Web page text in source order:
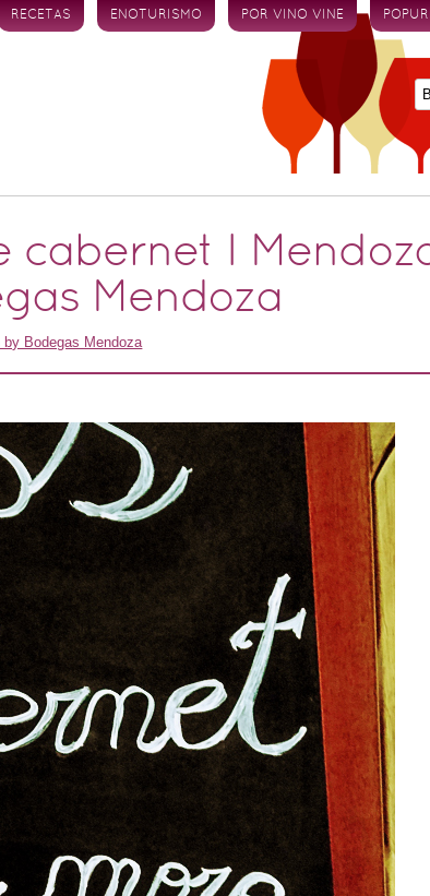
RECETAS ENOTURISMO POR VINO VINE
cabernet I
Mendoza
by Bodegas Mendoza